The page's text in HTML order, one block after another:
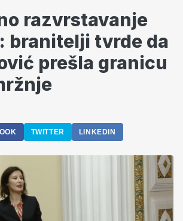
razvrstavanje
branitelji tvrde da
prešla granicu
TWITTER LINKEDIN